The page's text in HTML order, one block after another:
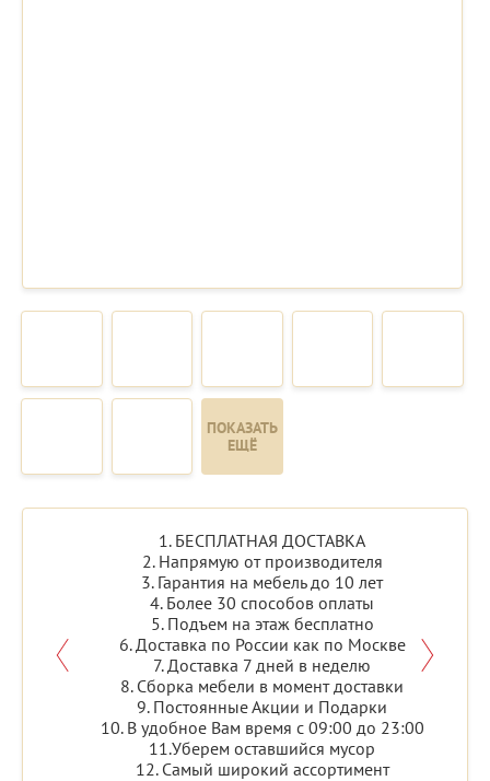
ПОКАЗАТЬ
ЕЩЁ
1. БЕСПЛАТНАЯ ДОСТАВКА
2. Напрямую от производителя
3. Гарантия на мебель до 10 лет
4. Более 30 способов оплаты
5. Подъем на этаж бесплатно
6. Доставка по России как по Москве
7. Доставка 7 дней в неделю
8. Сборка мебели в момент доставки
9. Постоянные Акции и Подарки
10. В удобное Вам время с 09:00 до 23:00
11.Уберем оставшийся мусор
12. Самый широкий ассортимент